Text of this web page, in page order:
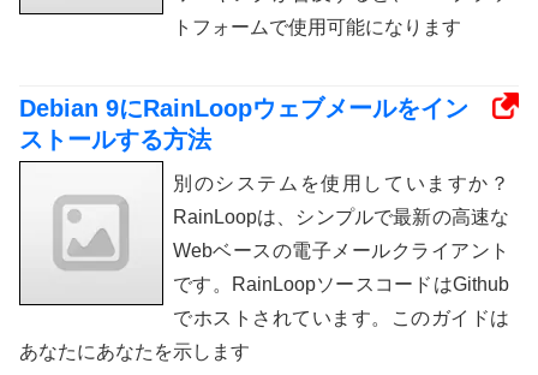
トフォームで使用可能になります
Debian 9にRainLoopウェブメールをイン
ストールする方法
別のシステムを使用していますか？
RainLoopは、シンプルで最新の高速な
Webベースの電子メールクライアント
です。RainLoopソースコードはGithub
でホストされています。このガイドは
あなたにあなたを示します